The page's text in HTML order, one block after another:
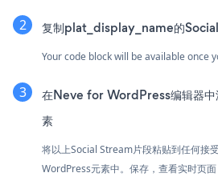
复制plat_display_name的
Your code block will be available once
在Neve for WordPress编辑器中
素
将以上Social Stream片段粘贴到任何接
WordPress元素中。保存，查看实时页